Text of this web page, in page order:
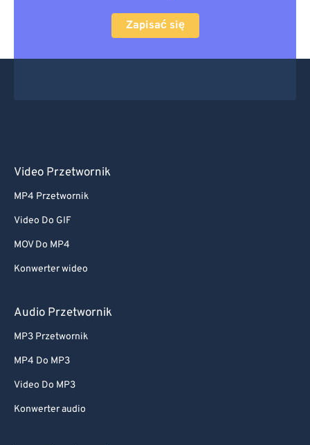
Zapisać się
Video Przetwornik
MP4 Przetwornik
Video Do GIF
MOV Do MP4
Konwerter wideo
Audio Przetwornik
MP3 Przetwornik
MP4 Do MP3
Video Do MP3
Konwerter audio